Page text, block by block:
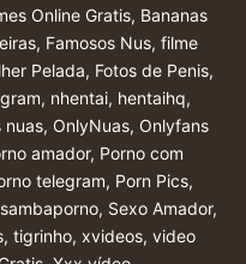
Online Gratis, Bananas
, Famosos Nus, filme
Pelada, Fotos de Penis,
, nhentai, hentaihq,
nuas, OnlyNuas, Onlyfans
amador, Porno com
telegram, Porn Pics,
sambaporno, Sexo Amador,
, tigrinho, xvideos, video